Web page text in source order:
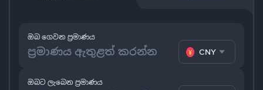
ඔබ ගෙවන ප්‍රමාණය
CNY
ඔබට ලැබෙන ප්‍රමාණය